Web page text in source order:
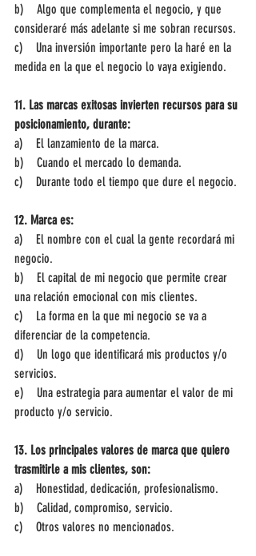
b)    Algo que complementa el negocio, y que
consideraré más adelante si me sobran recursos.
c)    Una inversión importante pero la haré en la
medida en la que el negocio lo vaya exigiendo.
11. Las marcas exitosas invierten recursos para su
posicionamiento, durante:
a)    El lanzamiento de la marca.
b)    Cuando el mercado lo demanda.
c)    Durante todo el tiempo que dure el negocio.
12. Marca es:
a)    El nombre con el cual la gente recordará mi
negocio.
b)    El capital de mi negocio que permite crear
una relación emocional con mis clientes.
c)    La forma en la que mi negocio se va a
diferenciar de la competencia.
d)    Un logo que identificará mis productos y/o
servicios.
e)    Una estrategia para aumentar el valor de mi
producto y/o servicio.
13. Los principales valores de marca que quiero
trasmitirle a mis clientes, son:
a)    Honestidad, dedicación, profesionalismo.
b)    Calidad, compromiso, servicio.
c)    Otros valores no mencionados.